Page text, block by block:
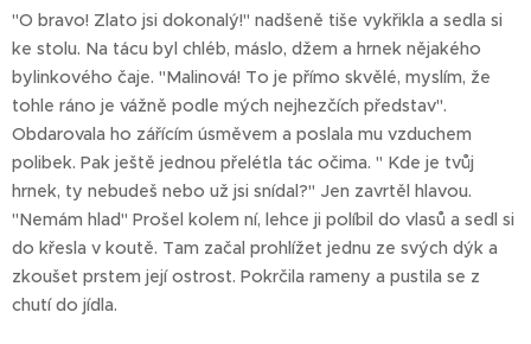
"O bravo! Zlato jsi dokonalý!" nadšeně tiše vykřikla a sedla si
ke stolu. Na tácu byl chléb, máslo, džem a hrnek nějakého
bylinkového čaje. "Malinová! To je přímo skvělé, myslím, že
tohle ráno je vážně podle mých nejhezčích představ".
Obdarovala ho zářícím úsměvem a poslala mu vzduchem
polibek. Pak ještě jednou přelétla tác očima. " Kde je tvůj
hrnek, ty nebudeš nebo už jsi snídal?" Jen zavrtěl hlavou.
"Nemám hlad" Prošel kolem ní, lehce ji políbil do vlasů a sedl si
do křesla v koutě. Tam začal prohlížet jednu ze svých dýk a
zkoušet prstem její ostrost. Pokrčila rameny a pustila se z
chutí do jídla.